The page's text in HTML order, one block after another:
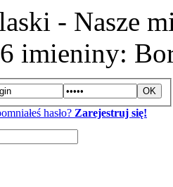
- Nasze
imieniny:
hasło? Zarejestruj się!